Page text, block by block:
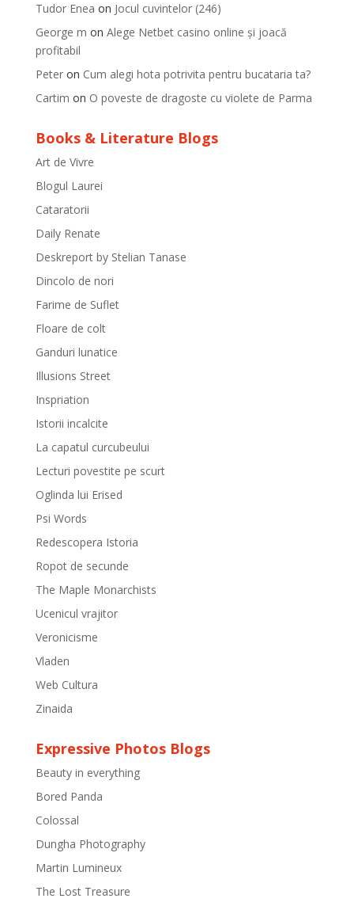
Tudor Enea on Jocul cuvintelor (246)
George m on Alege Netbet casino online și joacă
profitabil
Peteron Cum alegi hota potrivita pentru bucataria ta?
Cartim on O poveste de dragoste cu violete de Parma
Books & Literature Blogs
Art de Vivre
Blogul Laurei
Cataratorii
Daily Renate
Deskreport by Stelian Tanase
Dincolo de nori
Farime de Suflet
Floare de colt
Ganduri lunatice
Illusions Street
Inspriation
Istorii incalcite
La capatul curcubeului
Lecturi povestite pe scurt
Oglinda lui Erised
Psi Words
Redescopera Istoria
Ropot de secunde
The Maple Monarchists
Ucenicul vrajitor
Veronicisme
Vladen
Web Cultura
Zinaida
Expressive Photos Blogs
Beauty in everything
Bored Panda
Colossal
Dungha Photography
Martin Lumineux
The Lost Treasure